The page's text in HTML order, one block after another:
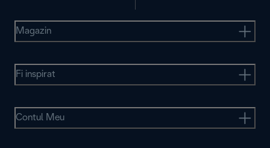
Magazin
Fi inspirat
Contul Meu